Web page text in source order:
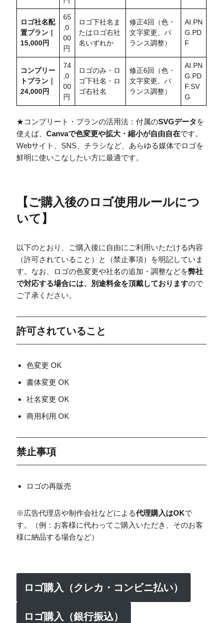
ロゴ社名配
置プラン｜
15,000円
65
,0
00
円
ロゴ下社名ま
たはロゴ右社
名いずれか
修正4回（色・
文字変更、バ
ランス調整）
AI.PN
G.PD
F
コンプリー
トプラン｜
24,000円
74
,0
00
円
ロゴのみ・ロ
ゴ下社名・ロ
ゴ右社名
修正6回（色・
文字変更、バ
ランス調整）
AI.PN
G.PD
F.SV
G
★コンプリート・プランの活用法：付属のSVGデータ を
使えば、 Canvaで色変更や拡大・縮小が自由自在です。
Webサイト、SNS、チラシなど、あらゆる媒体でロゴを
鮮明に使いこなしたい方に最適です。
【ご購入後のロゴ使用ルールにつ
いて 】
以下のとおり、ご購入後に自由にご利用いただける内容
（許可されていること）と（禁止事項）を明記していま
す。なお、ロゴの色変更や社名の追加・調整などを弊社
で対応する場合には、別途料金を頂戴しておりますので
ご了承ください。
許可されていること
色変更 OK
書体変更 OK
社名変更 OK
商用利用 OK
禁止事項
ロゴの再販売
※広告代理店や制作会社などによる代理購入はOKで
す。（例：お客様に代わってご購入いただき、そのお客
様に納品する場合など）
ロゴ購入（クレカ・コンビニ払い）
ロゴ購入（銀行振込）